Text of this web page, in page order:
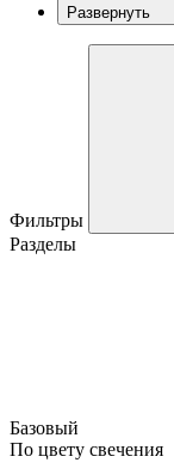
Развернуть
Фильтры
Разделы
Базовый
По цвету свечения